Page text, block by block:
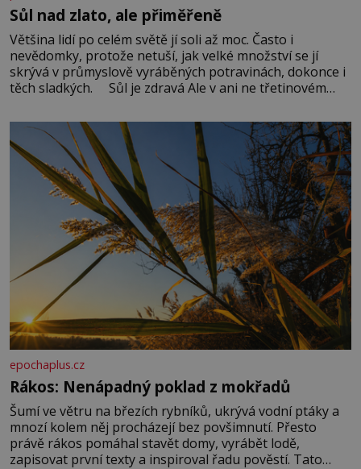
Sůl nad zlato, ale přiměřeně
Většina lidí po celém světě jí soli až moc. Často i
nevědomky, protože netuší, jak velké množství se jí
skrývá v průmyslově vyráběných potravinách, dokonce i
těch sladkých. Sůl je zdravá Ale v ani ne třetinovém
základní složky– sodík a chlór – jsou zásadní pro
správné hospodaření
epochaplus.cz
Rákos: Nenápadný poklad z mokřadů
Šumí ve větru na březích rybníků, ukrývá vodní ptáky a
mnozí kolem něj procházejí bez povšimnutí. Přesto
právě rákos pomáhal stavět domy, vyrábět lodě,
zapisovat první texty a inspiroval řadu pověstí. Tato